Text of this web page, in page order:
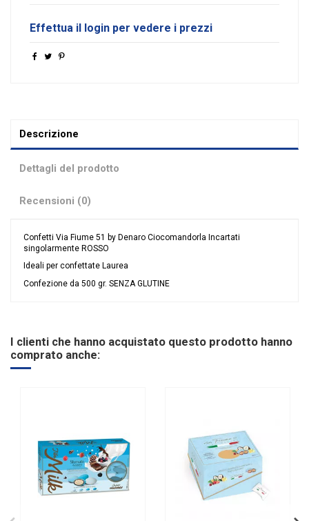
Effettua il login per vedere i prezzi
Descrizione
Dettagli del prodotto
Recensioni (0)
Confetti Via Fiume 51 by Denaro Ciocomandorla Incartati
singolarmente ROSSO
Ideali per confettate Laurea
Confezione da 500 gr. SENZA GLUTINE
Ingredienti Mandorla e Cioccolato
Glutine
I clienti che hanno acquistato questo prodotto hanno
comprato anche: